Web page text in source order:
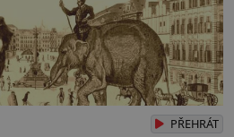
PŘEHRÁT